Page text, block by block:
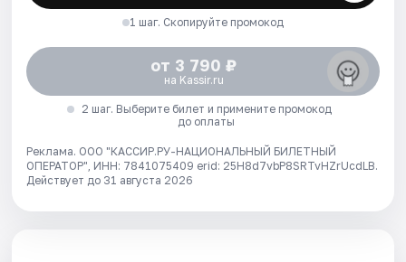
1 шаг. Скопируйте промокод
от 3 790 ₽
на Kassir.ru
2 шаг. Выберите билет и примените промокод
до оплаты
Реклама. ООО "КАССИР.РУ-НАЦИОНАЛЬНЫЙ БИЛЕТНЫЙ
ОПЕРАТОР", ИНН: 7841075409 erid: 25H8d7vbP8SRTvHZrUcdLB.
Действует до 31 августа 2026